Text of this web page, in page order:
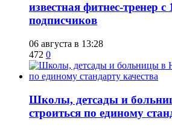
известная фитнес-тренер
подписчиков
06 августа в 13:28
472 0
Школы, детсады и
строиться по единому